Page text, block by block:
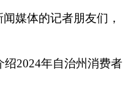
媒体的记者朋友们，
绍2024年自治州消费者